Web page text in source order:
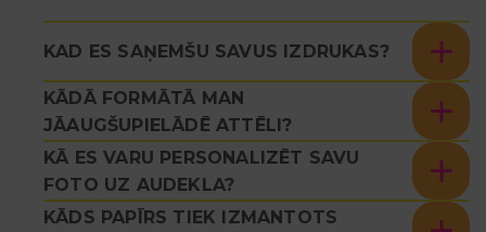
KAD ES SAŅEMŠU SAVUS IZDRUKAS?
KĀDĀ FORMĀTĀ MAN
JĀAUGŠUPIELĀDĒ ATTĒLI?
KĀ ES VARU PERSONALIZĒT SAVU
FOTO UZ AUDEKLA?
KĀDS PAPĪRS TIEK IZMANTOTS